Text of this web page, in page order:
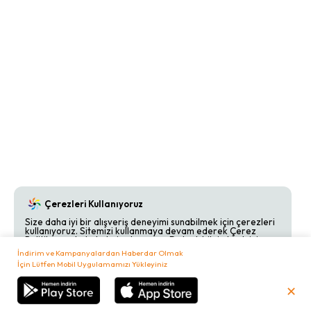
İndirim ve Kampanyalardan Haberdar Olmak
İçin Lütfen Mobil Uygulamamızı Yükleyiniz
✕
Sepetim 0,00
Çerezleri Kullanıyoruz
Size daha iyi bir alışveriş deneyimi sunabilmek için çerezleri
kullanıyoruz. Sitemizi kullanmaya devam ederek Çerez
Politikamızı kabul etmiş olursunuz. Detaylı bilgi almak için
Çerez Politikamızı
inceleyebilirsiniz.
Kabul Et